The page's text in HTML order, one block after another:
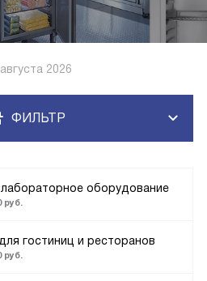
2026
оборудование
руб.
гостиниц и ресторанов
руб.
ФИЛЬТР